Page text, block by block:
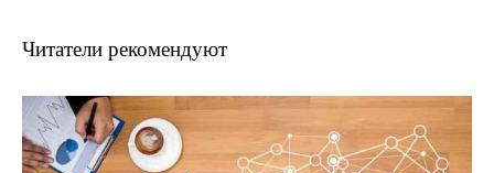
Читатели рекомендуют